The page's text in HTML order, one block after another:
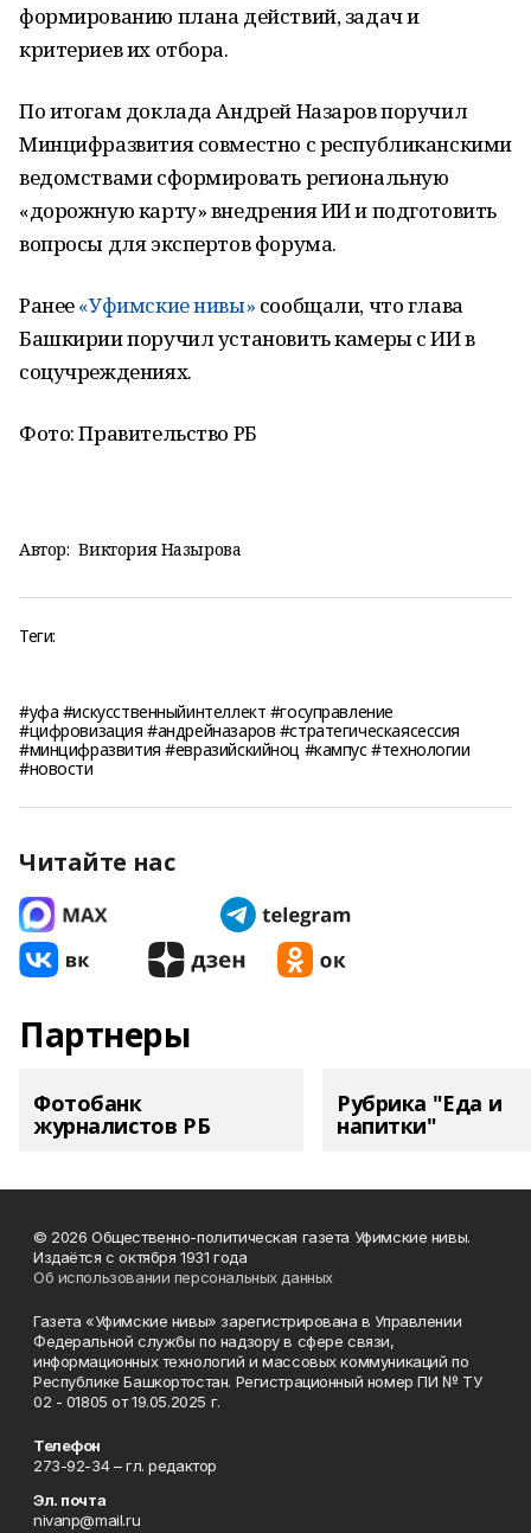
формированию плана действий, задач и
критериев их отбора.
По итогам доклада Андрей Назаров поручил
Минцифразвития совместно с республиканскими
ведомствами сформировать региональную
«дорожную карту» внедрения ИИ и подготовить
вопросы для экспертов форума.
Ранее«Уфимские нивы» сообщали, что глава
Башкирии поручил установить камеры с ИИ в
соцучреждениях.
Фото: Правительство РБ
Автор: Виктория Назырова
Теги:
#уфа #искусственныйинтеллект #госуправление
#цифровизация #андрейназаров #стратегическаясессия
#минцифразвития #евразийскийноц #кампус #технологии
#новости
Читайте нас
Партнеры
Фотобанк
журналистов РБ
Рубрика "Еда и
напитки"
© 2026 Общественно-политическая газета Уфимские нивы.
Издаётся с октября 1931 года
Об использовании персональных данных
Газета «Уфимские нивы» зарегистрирована в Управлении
Федеральной службы по надзору в сфере связи,
информационных технологий и массовых коммуникаций по
Республике Башкортостан. Регистрационный номер ПИ № ТУ
02 - 01805 от 19.05.2025 г.
Телефон
273-92-34 – гл. редактор
Эл. почта
nivanp@mail.ru